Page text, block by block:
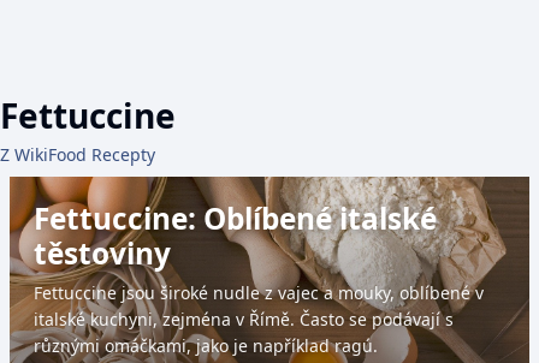
Fettuccine
Z WikiFood Recepty
Fettuccine: Oblíbené italské
těstoviny
Fettuccine jsou široké nudle z vajec a mouky, oblíbené v
italské kuchyni, zejména v Římě. Často se podávají s
různými omáčkami, jako je například ragú.